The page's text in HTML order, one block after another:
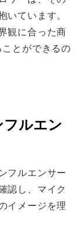
いています。
観に合った商
とができるの
ルエン
フルエンサー
認し、マイク
イメージを理